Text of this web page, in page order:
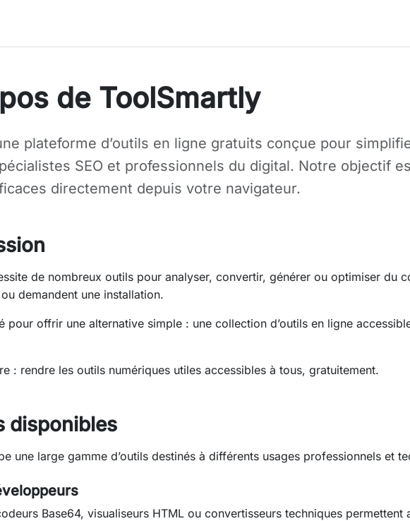
ToolSmartly
de ToolSmartly
plateforme d’outils en ligne gratuits conçue pour
SEO et professionnels du digital. Notre objectif
directement depuis votre navigateur.
de nombreux outils pour analyser, convertir, générer ou optimiser du
demandent une installation.
pour offrir une alternative simple : une collection d’outils en ligne
: rendre les outils numériques utiles accessibles à tous, gratuitement.
disponibles
une large gamme d’outils destinés à différents usages professionnels et
Base64, visualiseurs HTML ou convertisseurs techniques